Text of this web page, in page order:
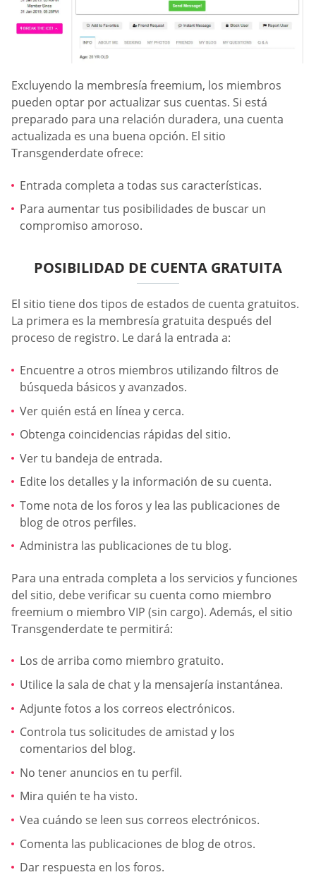
Excluyendo la membresía freemium, los miembros
pueden optar por actualizar sus cuentas. Si está
preparado para una relación duradera, una cuenta
actualizada es una buena opción. El sitio
Transgenderdate ofrece:
Entrada completa a todas sus características.
Para aumentar tus posibilidades de buscar un
compromiso amoroso.
POSIBILIDAD DE CUENTA GRATUITA
El sitio tiene dos tipos de estados de cuenta gratuitos.
La primera es la membresía gratuita después del
proceso de registro. Le dará la entrada a:
Encuentre a otros miembros utilizando filtros de
búsqueda básicos y avanzados.
Ver quién está en línea y cerca.
Obtenga coincidencias rápidas del sitio.
Ver tu bandeja de entrada.
Edite los detalles y la información de su cuenta.
Tome nota de los foros y lea las publicaciones de
blog de otros perfiles.
Administra las publicaciones de tu blog.
Para una entrada completa a los servicios y funciones
del sitio, debe verificar su cuenta como miembro
freemium o miembro VIP (sin cargo). Además, el sitio
Transgenderdate te permitirá:
Los de arriba como miembro gratuito.
Utilice la sala de chat y la mensajería instantánea.
Adjunte fotos a los correos electrónicos.
Controla tus solicitudes de amistad y los
comentarios del blog.
No tener anuncios en tu perfil.
Mira quién te ha visto.
Vea cuándo se leen sus correos electrónicos.
Comenta las publicaciones de blog de otros.
Dar respuesta en los foros.